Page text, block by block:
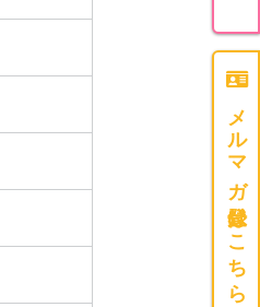
メルマガ登録はこちら